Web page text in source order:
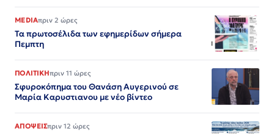
MEDIAπριν 2 ώρες
Τα πρωτοσέλιδα των εφημερίδων σήμερα
Πεμπτη
ΠΟΛΙΤΙΚΗπριν 11 ώρες
Σφυροκόπημα του Θανάση Αυγερινού σε
Μαρία Καρυστιανου με νέο βίντεο
ΑΠΟΨΕΙΣπριν 12 ώρες